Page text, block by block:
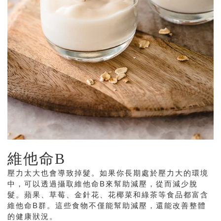
維他命B
壓力太大也會導致掉髮。如果你長期處於壓力大的環境
中，可以透過攝取維他命B來幫助減壓，從而減少脫
髮。蘋果、草莓、金針花、花椰菜和綠茶等食品都富含
維他命B群。這些食物不僅能幫助減壓，還能改善整體
的健康狀況。